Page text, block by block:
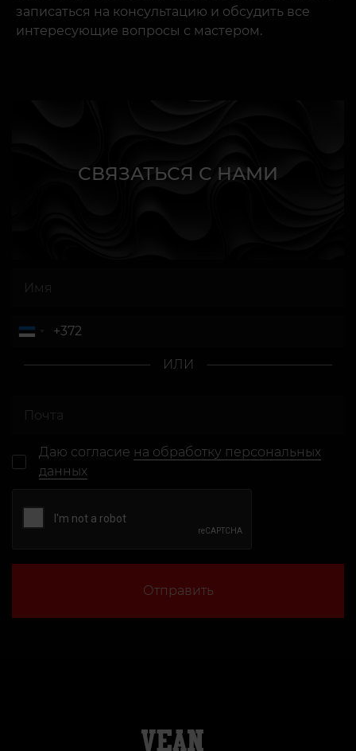
записаться на консультацию и обсудить все
интересующие вопросы с мастером.
СВЯЗАТЬСЯ С НАМИ
ИЛИ
Даю согласие на обработку персональных
данных
Отправить